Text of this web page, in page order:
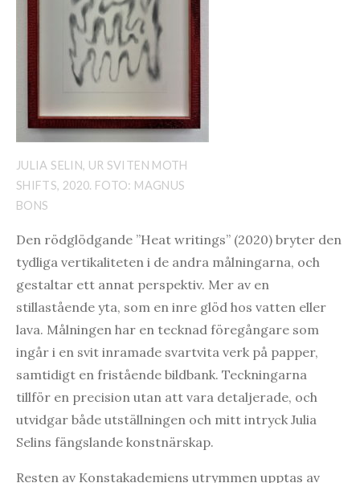
JULIA SELIN, UR SVITEN MOTH
SHIFTS, 2020. FOTO: MAGNUS
BONS
Den rödglödgande ”Heat writings” (2020) bryter den
tydliga vertikaliteten i de andra målningarna, och
gestaltar ett annat perspektiv. Mer av en
stillastående yta, som en inre glöd hos vatten eller
lava. Målningen har en tecknad föregångare som
ingår i en svit inramade svartvita verk på papper,
samtidigt en fristående bildbank. Teckningarna
tillför en precision utan att vara detaljerade, och
utvidgar både utställningen och mitt intryck Julia
Selins fängslande konstnärskap.
Resten av Konstakademiens utrymmen upptas av